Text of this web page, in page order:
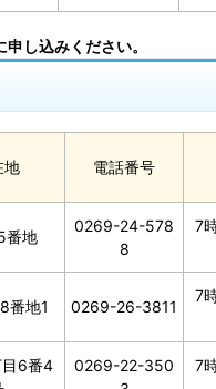
し込みください。
地 電話番号
番地
0269-24-578
8
7
番地1 0269-26-3811
7
6番4
0269-22-350
7